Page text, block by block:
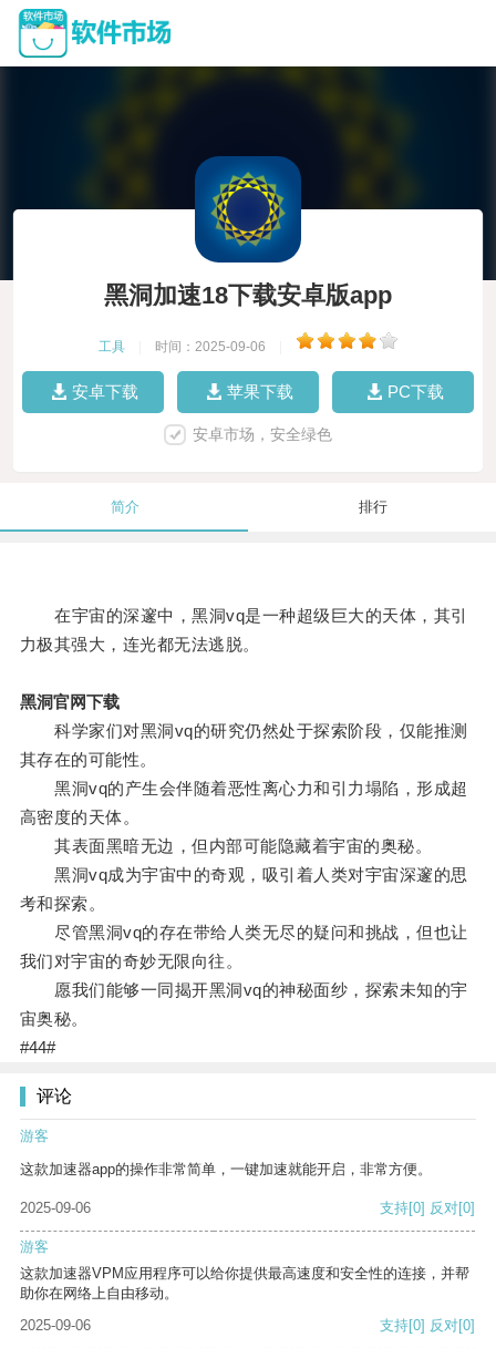
黑洞加速18下载安卓版app
工具 时间：2025-09-06
安卓下载 苹果下载 PC下载
安卓市场，安全绿色
简介 排行
在宇宙的深邃中，黑洞vq是一种超级巨大的天体，其引
力极其强大，连光都无法逃脱。
黑洞官网下载
科学家们对黑洞vq的研究仍然处于探索阶段，仅能推测
其存在的可能性。
黑洞vq的产生会伴随着恶性离心力和引力塌陷，形成超
高密度的天体。
其表面黑暗无边，但内部可能隐藏着宇宙的奥秘。
黑洞vq成为宇宙中的奇观，吸引着人类对宇宙深邃的思
考和探索。
尽管黑洞vq的存在带给人类无尽的疑问和挑战，但也让
我们对宇宙的奇妙无限向往。
愿我们能够一同揭开黑洞vq的神秘面纱，探索未知的宇
宙奥秘。
#44#
评论
游客
这款加速器app的操作非常简单，一键加速就能开启，非常方便。
2025-09-06 支持[0] 反对[0]
游客
这款加速器VPM应用程序可以给你提供最高速度和安全性的连接，并帮
助你在网络上自由移动。
2025-09-06
支持[0] 反对[0]